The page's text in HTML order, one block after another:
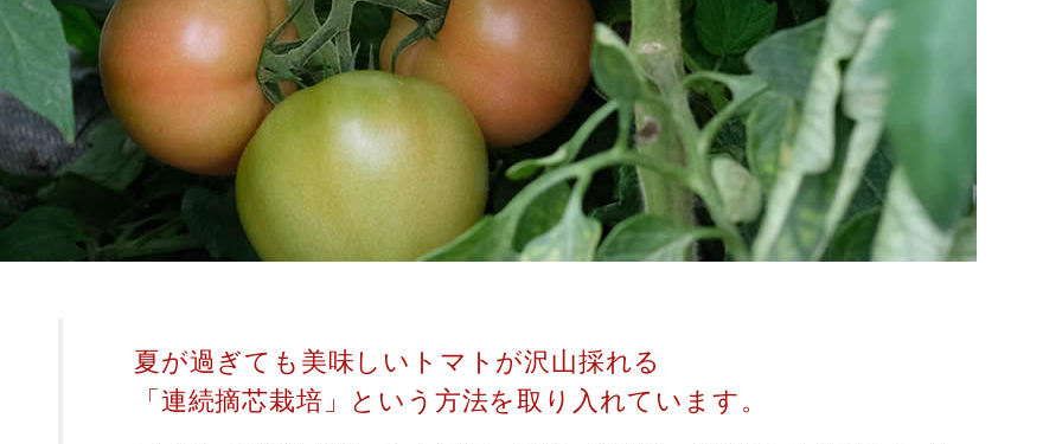
夏が過ぎても美味しいトマトが沢山採れる
「連続摘芯栽培」という方法を取り入れています。